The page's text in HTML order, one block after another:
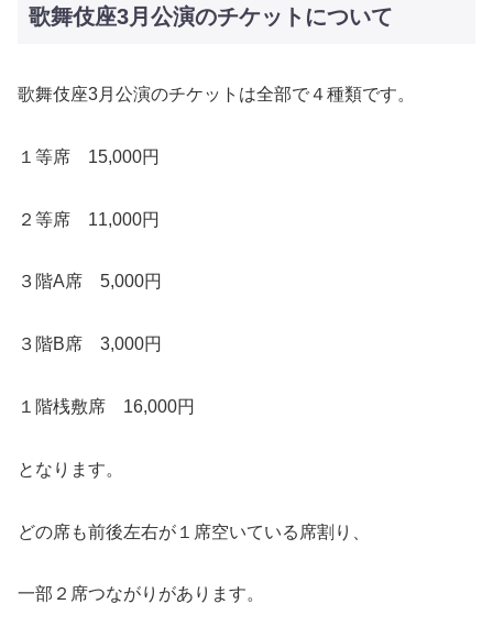
歌舞伎座3月公演のチケットについて
歌舞伎座3月公演のチケットは全部で４種類です。
１等席 15,000円
２等席 11,000円
３階A席 5,000円
３階B席 3,000円
１階桟敷席 16,000円
となります。
どの席も前後左右が１席空いている席割り、
一部２席つながりがあります。